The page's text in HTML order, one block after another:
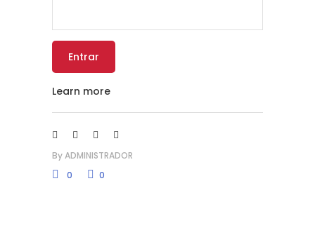
Learn more
ByADMINISTRADOR
0
0